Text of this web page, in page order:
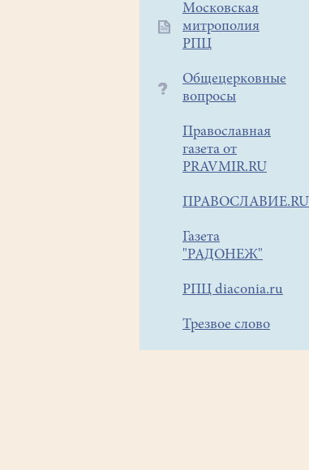
Московская
митрополия
РПЦ
Общецерковные
вопросы
Православная
газета от
PRAVMIR.RU
ПРАВОСЛАВИЕ.RU
Газета
"РАДОНЕЖ"
РПЦ diaconia.ru
Трезвое слово